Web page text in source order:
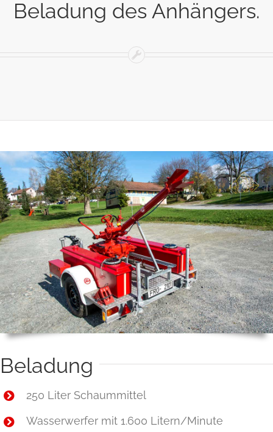
Beladung des Anhängers.
Beladung
250 Liter Schaummittel
Wasserwerfer mit 1.600 Litern/Minute